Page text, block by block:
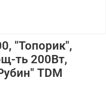
"Топорик",
ть 200Вт,
TDM